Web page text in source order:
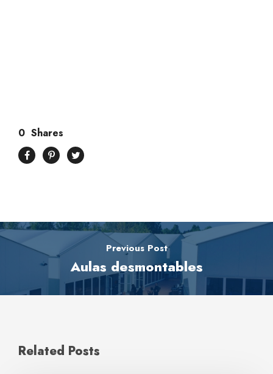
0 Shares
Previous Post
Aulas desmontables
Related Posts